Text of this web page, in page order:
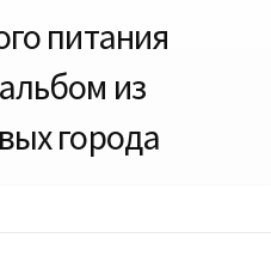
питания
из
города